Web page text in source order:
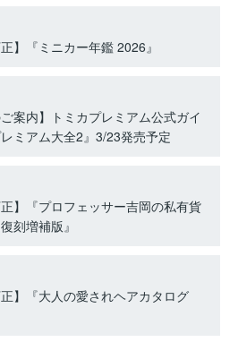
】『ミニカー年鑑 2026』
ご案内】トミカプレミアム公式ガイ
ミアム大全2』3/23発売予定
正】『プロフェッサー吉岡の私有貨
刻増補版』
正】『大人の愛されヘアカタログ